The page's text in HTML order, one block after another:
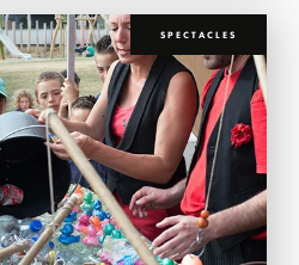
SPECTACLES